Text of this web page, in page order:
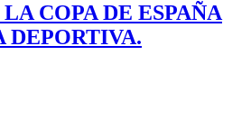
LA COPA DE ESPAÑA
DEPORTIVA.